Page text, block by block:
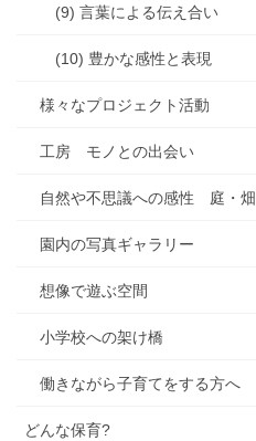
(9) 言葉による伝え合い
(10) 豊かな感性と表現
様々なプロジェクト活動
工房 モノとの出会い
自然や不思議への感性 庭・畑
園内の写真ギャラリー
想像で遊ぶ空間
小学校への架け橋
働きながら子育てをする方へ
どんな保育?